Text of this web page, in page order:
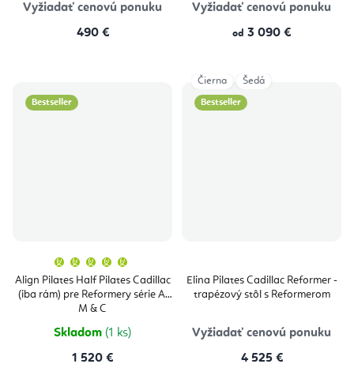
Vyžiadať cenovú ponuku
490 €
Vyžiadať cenovú ponuku
od 3 090 €
Bestseller
Align Pilates Half Pilates Cadillac
(iba rám) pre Reformery série A,
M & C
produktu
je
5,0
Skladom (1 ks)
1 520 €
Bestseller
Elina Pilates Cadillac Reformer -
trapézový stôl s Reformerom
Vyžiadať cenovú ponuku
4 525 €
Čierna Šedá